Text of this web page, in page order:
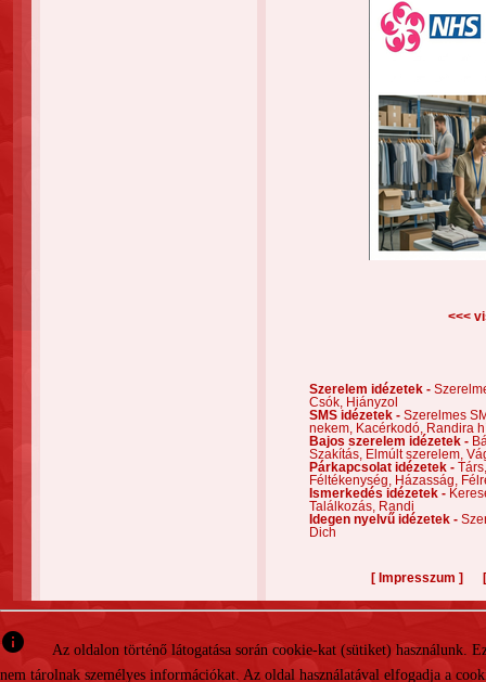
<<<
Szerelem idézetek -
Csók,
Hiányzol
SMS idézetek - Szerelmes
nekem,
Kacérkodó,
Randira
Bajos szerelem idézetek -
Szakítás,
Elmúlt szerelem,
Párkapcsolat idézetek -
Féltékenység,
Házasság,
Ismerkedés idézetek -
Találkozás,
Randi
Idegen nyelvű idézetek -
Dich
[ Impresszum ]
info
Az oldalon történő látogatása során cookie-kat (sütiket)
nem tárolnak személyes információkat. Az oldal használatával elfogadja a